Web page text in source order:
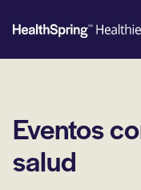
Eventos
salud